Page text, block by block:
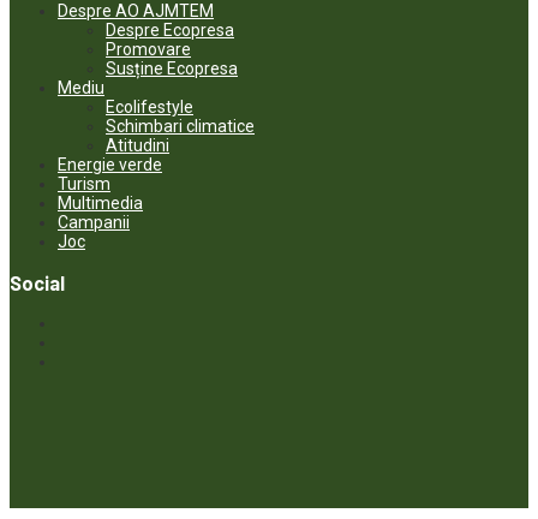
Despre AO AJMTEM
Despre Ecopresa
Promovare
Susține Ecopresa
Mediu
Ecolifestyle
Schimbari climatice
Atitudini
Energie verde
Turism
Multimedia
Campanii
Joc
Social